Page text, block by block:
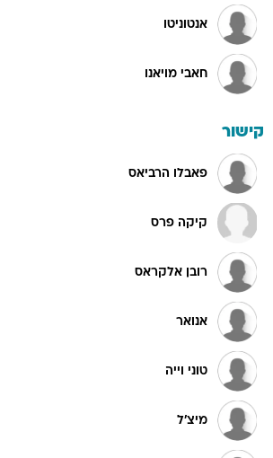
אנטוניטו
חאבי מויאנו
קישור
פאבלו הרביאס
קיקה פרס
רובן אלקראס
אנואר
טוני וייה
מיצ'ל